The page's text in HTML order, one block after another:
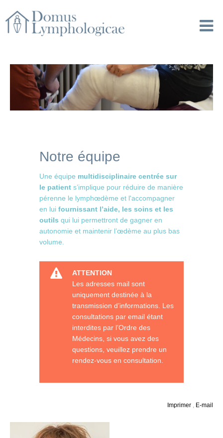
Notre équipe
Une équipe multidisciplinaire centrée sur
le patient s’implique pour réduire de manière
pérenne le lymphœdème et l'accompagner
en lui fournissant l’aide, les soins et les
outils qui lui permettront de gagner en
autonomie et maintenir l’œdème au plus bas
volume.
ATTENTION
Les adresses mail sont
uniquement destinée à la
transmission d’informations. Les
consultations par email étant
interdites par l’Ordre des
Médecins, si vous avez des
questions, veuillez prendre un
rendez-vous en consultation.
Imprimer E-mail